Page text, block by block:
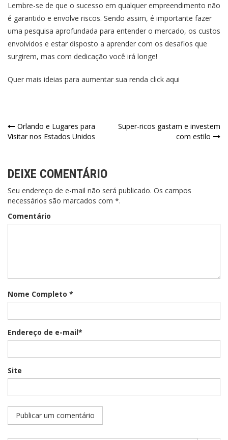
Lembre-se de que o sucesso em qualquer empreendimento não
é garantido e envolve riscos. Sendo assim, é importante fazer
uma pesquisa aprofundada para entender o mercado, os custos
envolvidos e estar disposto a aprender com os desafios que
surgirem, mas com dedicação você irá longe!
Quer mais ideias para aumentar sua renda click aqui
Navegação
Orlando e Lugares para
Visitar nos Estados Unidos
Super-ricos gastam e investem
com estilo
DEIXE COMENTÁRIO
Seu endereço de e-mail não será publicado. Os campos
necessários são marcados com *.
Comentário
Nome Completo *
Endereço de e-mail*
Site